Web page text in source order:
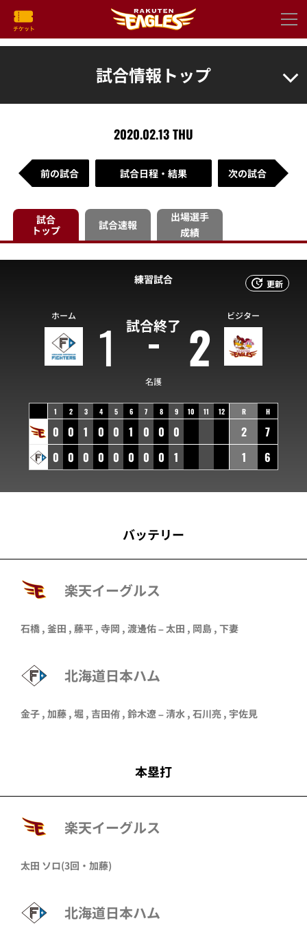
試合情報トップ
2020.02.13 THU
前の試合 試合日程・結果 次の試合
試合
トップ
試合速報
出場選手
成績
更新
練習試合
試合終了
ホーム 1 2 ビジター
名護
1 2 3 4 5 6 7 8 9 10 11 12
0 0 1 0 0 1 0 0 0
0 0 0 0 0 0 0 0 1
R H
2
7
1
6
バッテリー
楽天イーグルス
石橋 , 釜田 , 藤平 , 寺岡 , 渡邊佑–太田 , 岡島 , 下妻
北海道日本ハム
金子 , 加藤 , 堀 , 吉田侑 , 鈴木遼–清水 , 石川亮 , 宇佐見
本塁打
楽天イーグルス
太田 ソロ(3回・加藤)
北海道日本ハム